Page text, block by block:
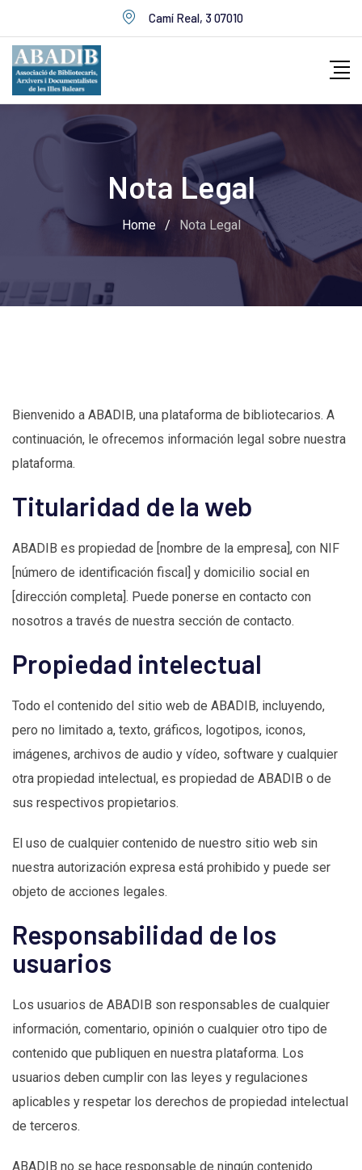
to
content
Camí Real, 3 07010
Nota Legal
Home / Nota Legal
Bienvenido a ABADIB, una plataforma de bibliotecarios. A
continuación, le ofrecemos información legal sobre nuestra
plataforma.
Titularidad de la web
ABADIB es propiedad de [nombre de la empresa], con NIF
[número de identificación fiscal] y domicilio social en
[dirección completa]. Puede ponerse en contacto con
nosotros a través de nuestra sección de contacto.
Propiedad intelectual
Todo el contenido del sitio web de ABADIB, incluyendo,
pero no limitado a, texto, gráficos, logotipos, iconos,
imágenes, archivos de audio y vídeo, software y cualquier
otra propiedad intelectual, es propiedad de ABADIB o de
sus respectivos propietarios.
El uso de cualquier contenido de nuestro sitio web sin
nuestra autorización expresa está prohibido y puede ser
objeto de acciones legales.
Responsabilidad de los
usuarios
Los usuarios de ABADIB son responsables de cualquier
información, comentario, opinión o cualquier otro tipo de
contenido que publiquen en nuestra plataforma. Los
usuarios deben cumplir con las leyes y regulaciones
aplicables y respetar los derechos de propiedad intelectual
de terceros.
ABADIB no se hace responsable de ningún contenido